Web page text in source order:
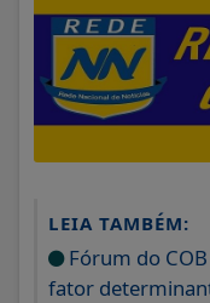
LEIA TAMBÉM:
Fórum do
fator